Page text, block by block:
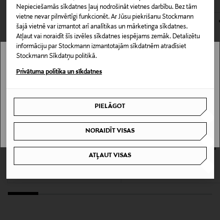
Nepieciešamās sīkdatnes ļauj nodrošināt vietnes darbību. Bez tām
vietne nevar pilnvērtīgi funkcionēt. Ar Jūsu piekrišanu Stockmann
šajā vietnē var izmantot arī analītikas un mārketinga sīkdatnes.
Atļaut vai noraidīt šīs izvēles sīkdatnes iespējams zemāk. Detalizētu
informāciju par Stockmann izmantotajām sīkdatnēm atradīsiet
Stockmann Sīkdatņu politikā.
Privātuma politika un sīkdatnes
PIELĀGOT
NORAIDĪT VISAS
ATĻAUT VISAS
rožūdeni no īstas Damaskas rožu ēteriskās eļļas un
pačūlijas eļļu, kas nodrošina antiseptisku efektu.
160023642
Tekstūra
Vegāns
Krāsa
Izmērs
Ražotāja daļas numurs
Ražotājs
kas tiek atdoti atpakaļ, ir jābūt to sākotnējā neatvērtajā
iepakojumā.
PREČU ATGRIEŠANAS POLITIKA
Expert Touch nagu lakas noņēmējs 120
Original Price
The Gold Mask Hand™ roku maska
Original Price
Stockmann nav pieejams tavā valstī.